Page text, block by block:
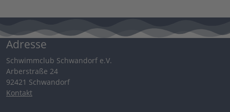
Adresse
Schwimmclub Schwandorf e.V.
Arberstraße 24
92421 Schwandorf
Kontakt